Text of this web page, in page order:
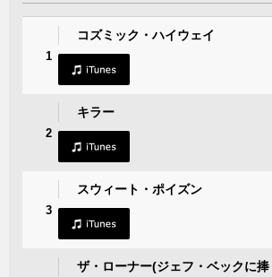
1
コズミック・ハイウェイ
2
キラー
3
スウィート・ポイズン
ザ・ローナー(ジェフ・ベックに捧